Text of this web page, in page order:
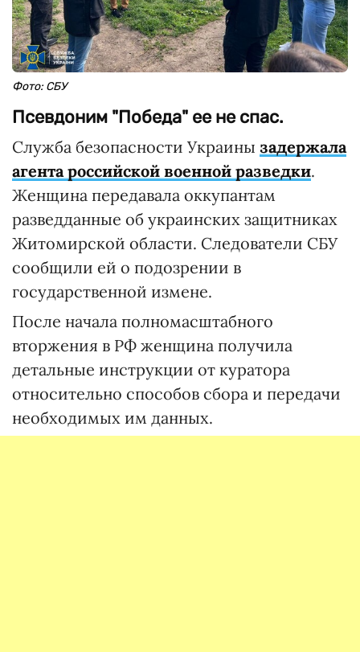
Фото: СБУ
Псевдоним "Победа" ее не спас.
Служба безопасности Украины задержала
агента российской военной разведки.
Женщина передавала оккупантам
разведданные об украинских защитниках
Житомирской области. Следователи СБУ
сообщили ей о подозрении в
государственной измене.
После начала полномасштабного
вторжения в РФ женщина получила
детальные инструкции от куратора
относительно способов сбора и передачи
необходимых им данных.